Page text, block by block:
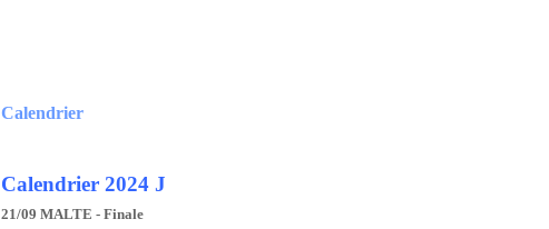
Calendrier
Calendrier 2024 J
21/09 MALTE - Finale